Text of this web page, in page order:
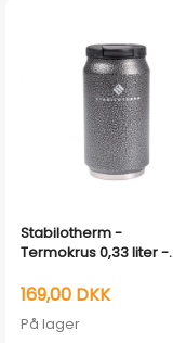
Stabilotherm -
Termokrus 0,33 liter -
169,00 DKK
På lager